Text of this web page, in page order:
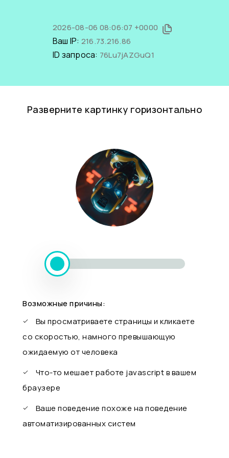
2026-08-06 08:06:07 +0000
Ваш IP: 216.73.216.86
ID запроса: 76Lu7jAZGuQ1
Разверните картинку горизонтально
Возможные причины:
Вы просматриваете страницы и кликаете
со скоростью, намного превышающую
ожидаемую от человека
Что-то мешает работе javascript в вашем
браузере
Ваше поведение похоже на поведение
автоматизированных систем